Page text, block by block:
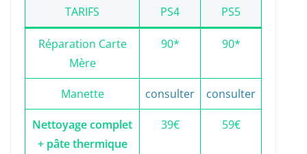
TARIFS PS4 PS5
Réparation Carte
Mère
90* 90*
Manette consulter consulter
Nettoyage complet
+ pâte thermique
39€ 59€